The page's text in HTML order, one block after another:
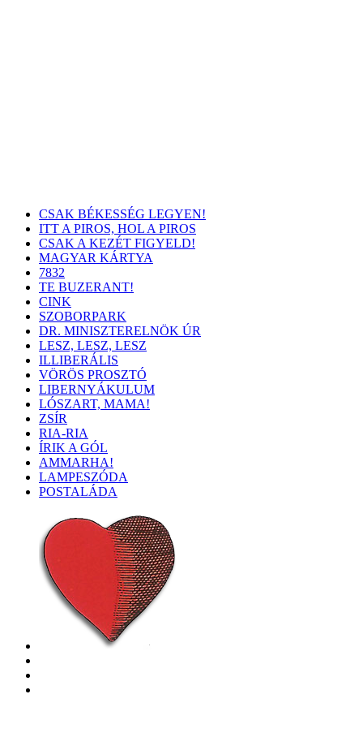
CSAK BÉKESSÉG LEGYEN!
ITT A PIROS, HOL A PIROS
CSAK A KEZÉT FIGYELD!
MAGYAR KÁRTYA
7832
TE BUZERANT!
CINK
SZOBORPARK
DR. MINISZTERELNÖK ÚR
LESZ, LESZ, LESZ
ILLIBERÁLIS
VÖRÖS PROSZTÓ
LIBERNYÁKULUM
LÓSZART, MAMA!
ZSÍR
RIA-RIA
ÍRIK A GÓL
AMMARHA!
LAMPESZÓDA
POSTALÁDA